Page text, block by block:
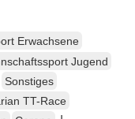
Erwachsene
Jugend
Sonstiges
TT-Race